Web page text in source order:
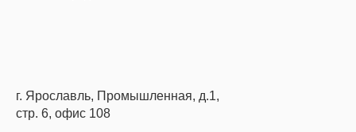
г. Ярославль, Промышленная, д.1,
стр. 6, офис 108